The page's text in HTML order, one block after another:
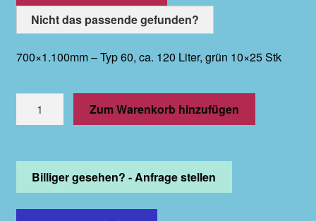
Nicht das passende gefunden?
700×1.100mm – Typ 60, ca. 120 Liter, grün 10×25 Stk
120
Liter,
Zum Warenkorb hinzufügen
Billiger gesehen? - Anfrage stellen